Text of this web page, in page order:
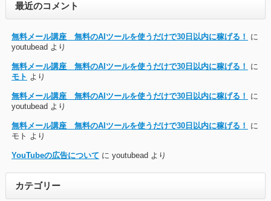
最近のコメント
無料メール講座 無料のAIツールを使うだけで30日以内に稼げる！
に
youtubead より
無料メール講座 無料のAIツールを使うだけで30日以内に稼げる！
に
モト より
無料メール講座 無料のAIツールを使うだけで30日以内に稼げる！
に
youtubead より
無料メール講座 無料のAIツールを使うだけで30日以内に稼げる！
に
モト より
YouTubeの広告について に youtubead より
カテゴリー